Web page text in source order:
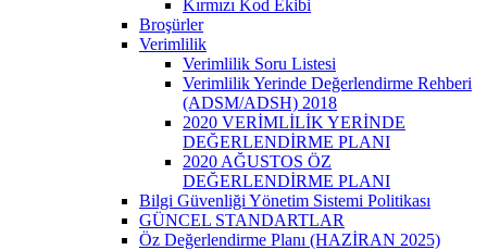
Kırmızı Kod Ekibi
Broşürler
Verimlilik
Verimlilik Soru Listesi
Verimlilik Yerinde Değerlendirme Rehberi
(ADSM/ADSH) 2018
2020 VERİMLİLİK YERİNDE
DEĞERLENDİRME PLANI
2020 AĞUSTOS ÖZ
DEĞERLENDİRME PLANI
Bilgi Güvenliği Yönetim Sistemi Politikası
GÜNCEL STANDARTLAR
Öz Değerlendirme Planı (HAZİRAN 2025)